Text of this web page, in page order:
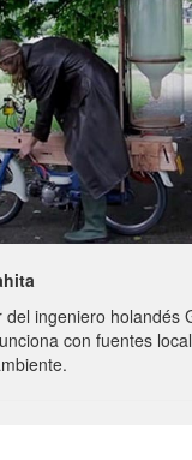
ingeniero holandés
con fuentes